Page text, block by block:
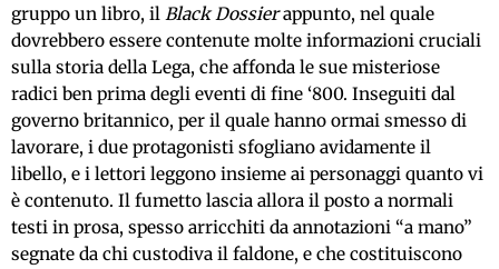
gruppo un libro, il Black Dossierappunto, nel quale
dovrebbero essere contenute molte informazioni cruciali
sulla storia della Lega, che affonda le sue misteriose
radici ben prima degli eventi di fine ‘800. Inseguiti dal
governo britannico, per il quale hanno ormai smesso di
lavorare, i due protagonisti sfogliano avidamente il
libello, e i lettori leggono insieme ai personaggi quanto vi
è contenuto. Il fumetto lascia allora il posto a normali
testi in prosa, spesso arricchiti da annotazioni “a mano”
segnate da chi custodiva il faldone, e che costituiscono